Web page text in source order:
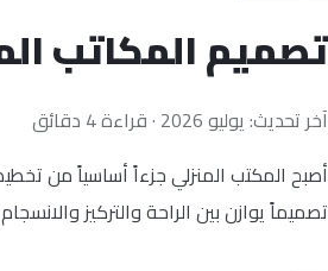
تصميم المكاتب
آخر تحديث: يوليو 2026 · قراءة 4 دقائق
أصبح المكتب المنزلي جزءاً أساسياً من
تصميماً يوازن بين الراحة والتركيز